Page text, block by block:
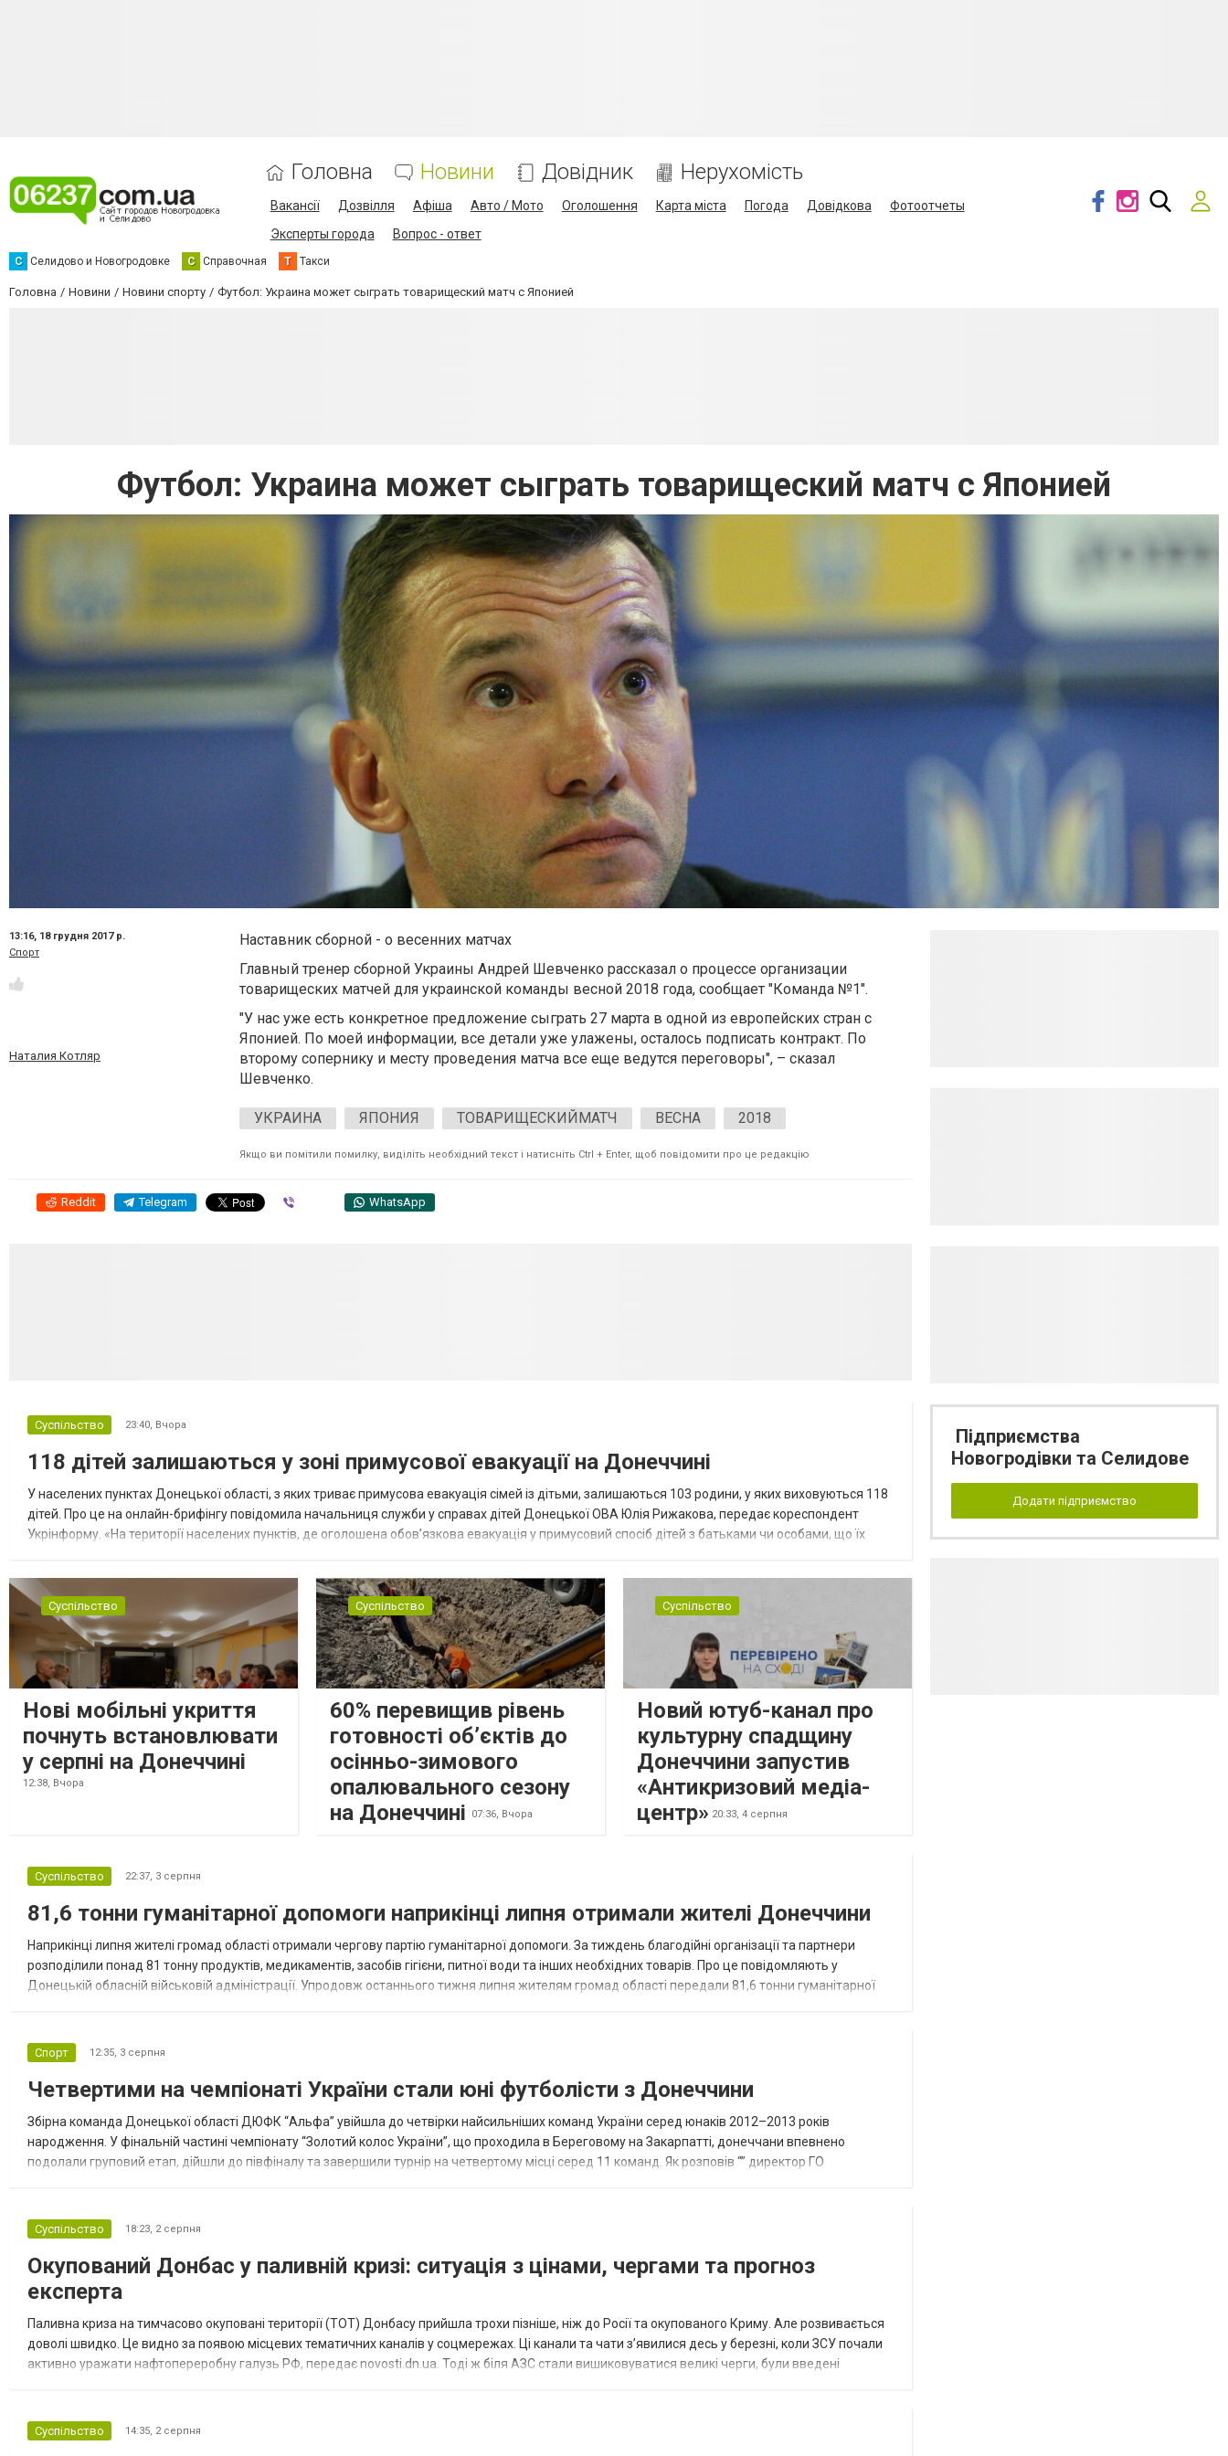
Головна Новини Довідник Нерухомість
Вакансії Дозвілля Афіша Авто / Мото Оголошення Карта міста Погода Довідкова
Фотоотчеты
Эксперты города
Вопрос - ответ
С Селидово и Новогродовке С Справочная Т Такси
Головна Новини Новини спорту Футбол: Украина может сыграть товарищеский матч с Японией
Футбол: Украина может сыграть товарищеский матч с Японией
13:16, 18 грудня 2017 р.
Спорт
Наталия Котляр
Наставник сборной - о весенних матчах
Главный тренер сборной Украины Андрей Шевченко рассказал о процессе организации
товарищеских матчей для украинской команды весной 2018 года, сообщает "Команда №1".
"У нас уже есть конкретное предложение сыграть 27 марта в одной из европейских стран с
Японией. По моей информации, все детали уже улажены, осталось подписать контракт. По
второму сопернику и месту проведения матча все еще ведутся переговоры", – сказал
Шевченко.
УКРАИНА ЯПОНИЯ ТОВАРИЩЕСКИЙМАТЧ ВЕСНА 2018
Якщо ви помітили помилку, виділіть необхідний текст і натисніть Ctrl + Enter, щоб повідомити про це редакцію
Reddit Telegram WhatsApp
Суспільство 23:40, Вчора
118 дітей залишаються у зоні примусової евакуації на Донеччині
У населених пунктах Донецької області, з яких триває примусова евакуація сімей із дітьми, залишаються 103 родини, у яких виховуються 118
дітей. Про це на онлайн-брифінгу повідомила начальниця служби у справах дітей Донецької ОВА Юлія Рижакова, передає кореспондент
Укрінформу. «На території населених пунктів, де оголошена обов’язкова евакуація у примусовий спосіб дітей з батьками чи особами, що їх
Суспільство
Нові мобільні укриття
почнуть встановлювати
у серпні на Донеччині
12:38, Вчора
Суспільство
60% перевищив рівень
готовності об’єктів до
осінньо-зимового
опалювального сезону
на Донеччині
07:36, Вчора
Суспільство
Новий ютуб-канал про
культурну спадщину
Донеччини запустив
«Антикризовий медіа-
центр» 20:33, 4 серпня
Суспільство 22:37, 3 серпня
81,6 тонни гуманітарної допомоги наприкінці липня отримали жителі Донеччини
Наприкінці липня жителі громад області отримали чергову партію гуманітарної допомоги. За тиждень благодійні організації та партнери
розподілили понад 81 тонну продуктів, медикаментів, засобів гігієни, питної води та інших необхідних товарів. Про це повідомляють у
Донецькій обласній військовій адміністрації. Упродовж останнього тижня липня жителям громад області передали 81,6 тонни гуманітарної
Спорт 12:35, 3 серпня
Четвертими на чемпіонаті України стали юні футболісти з Донеччини
Збірна команда Донецької області ДЮФК “Альфа” увійшла до четвірки найсильніших команд України серед юнаків 2012–2013 років
народження. У фінальній частині чемпіонату “Золотий колос України”, що проходила в Береговому на Закарпатті, донеччани впевнено
подолали груповий етап, дійшли до півфіналу та завершили турнір на четвертому місці серед 11 команд. Як розповів “” директор ГО
Суспільство 18:23, 2 серпня
Окупований Донбас у паливній кризі: ситуація з цінами, чергами та прогноз
експерта
Паливна криза на тимчасово окуповані території (ТОТ) Донбасу прийшла трохи пізніше, ніж до Росії та окупованого Криму. Але розвивається
доволі швидко. Це видно за появою місцевих тематичних каналів у соцмережах. Ці канали та чати з’явилися десь у березні, коли ЗСУ почали
активно уражати нафтопереробну галузь РФ, передає novosti.dn.ua. Тоді ж біля АЗС стали вишиковуватися великі черги, були введені
Суспільство 14:35, 2 серпня
Підприємства
Новогродівки та Селидове
Додати підприємство